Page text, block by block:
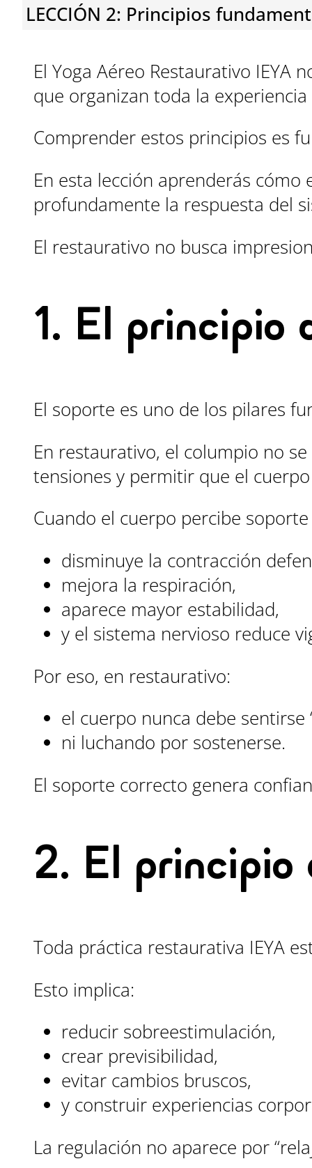
LECCIÓN 2: Principios
El Yoga Aéreo Restaurativo IEYA
que organizan toda la
Comprender estos principios es
En esta lección aprenderás
profundamente la respuesta del
El restaurativo no busca
1. El principio
El soporte es uno de los pilares
En restaurativo, el columpio no
tensiones y permitir que el
Cuando el cuerpo percibe
disminuye la contracción
mejora la respiración,
aparece mayor estabilidad,
y el sistema nervioso reduce
Por eso, en restaurativo:
el cuerpo nunca debe sentirse
ni luchando por sostenerse.
El soporte correcto genera
2. El principio
Toda práctica restaurativa IEYA
Esto implica:
reducir sobreestimulación,
crear previsibilidad,
evitar cambios bruscos,
y construir experiencias
La regulación no aparece por